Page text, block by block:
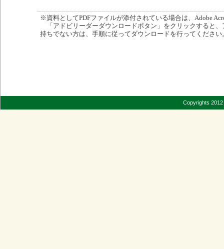
※資料としてPDFファイルが添付されている場合は、Adobe
「アドビリーダーダウンロードボタン」をクリックすると
持ちでない方は、手順に従ってダウンロードを行ってください
Copyrights